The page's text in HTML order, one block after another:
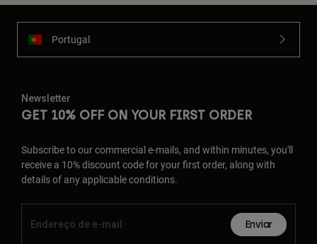
Portugal
Newsletter
GET 10% OFF ON YOUR FIRST ORDER
Subscribe to our commercial e-mails, and within minutes, you'll
receive a 10% discount code for your first order, along with
details of any applicable conditions.
Enviar